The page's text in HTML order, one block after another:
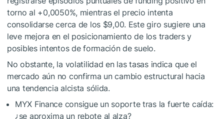
torno al +0,0050%, mientras el precio intenta
consolidarse cerca de los $9,00. Este giro sugiere una
leve mejora en el posicionamiento de los traders y
posibles intentos de formación de suelo.
No obstante, la volatilidad en las tasas indica que el
mercado aún no confirma un cambio estructural hacia
una tendencia alcista sólida.
MYX Finance consigue un soporte tras la fuerte caída:
¿se aproxima un rebote al alza?